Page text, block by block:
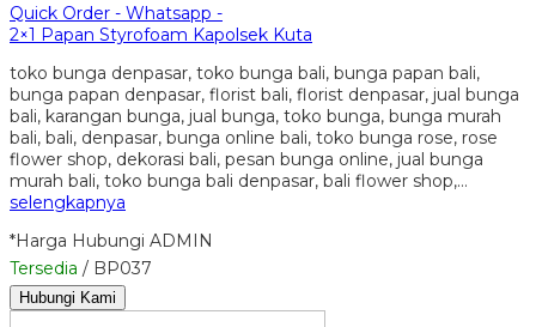
Quick Order - Whatsapp -
2×1 Papan Styrofoam Kapolsek Kuta
toko bunga denpasar, toko bunga bali, bunga papan bali,
bunga papan denpasar, florist bali, florist denpasar, jual bunga
bali, karangan bunga, jual bunga, toko bunga, bunga murah
bali, bali, denpasar, bunga online bali, toko bunga rose, rose
flower shop, dekorasi bali, pesan bunga online, jual bunga
murah bali, toko bunga bali denpasar, bali flower shop,…
selengkapnya
*Harga Hubungi ADMIN
Tersedia / BP037
Hubungi Kami